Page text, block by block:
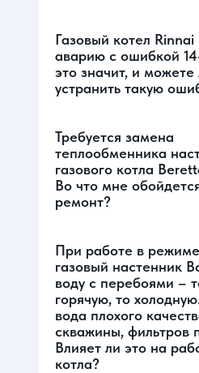
Газовый котел
аварию с ошибкой
это значит, и можете
устранить такую
Требуется замена
теплообменника
газового котла
Во что мне
ремонт?
При работе в
газовый настенник
воду с перебоями –
горячую, то
вода плохого
скважины, фильтров
Влияет ли это на
котла?